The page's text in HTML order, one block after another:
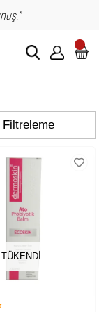
Filtreleme
TÜKENDI